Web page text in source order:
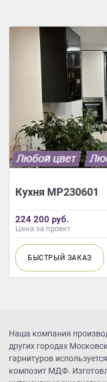
Кухня МР230601
224 200 руб.
Цена за проект
БЫСТРЫЙ ЗАКАЗ
Наша компания
других городах
гарнитуров
композит МДФ.